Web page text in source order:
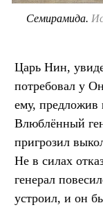
Семирамида.
Царь Нин,
потребовал у
ему, предложив
Влюблённый
пригрозил
Не в силах
генерал
устроил, и он